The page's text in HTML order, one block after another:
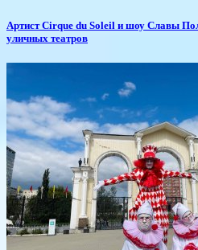
Артист Cirque du Soleil и шоу Славы
уличных театров